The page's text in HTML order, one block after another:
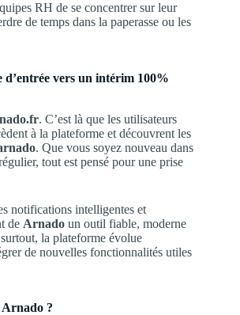
RH de se concentrer sur leur
de temps dans la paperasse ou les
vers un intérim 100%
. C’est là que les utilisateurs
à la plateforme et découvrent les
. Que vous soyez nouveau dans
tout est pensé pour une prise
notifications intelligentes et
de Arnado un outil fiable, moderne
la plateforme évolue
de nouvelles fonctionnalités utiles
Arnado ?